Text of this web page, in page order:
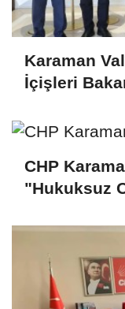
Karaman
İçişleri
CHP
"Hukuksuz